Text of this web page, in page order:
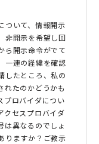
ついて、情報開示
非開示を希望し回
ら開示命令がでて
一連の経緯を確認
したところ、私の
れたのかどうかも
プロバイダについ
クセスプロバイダ
は異なるのでしょ
りますか？ご教示